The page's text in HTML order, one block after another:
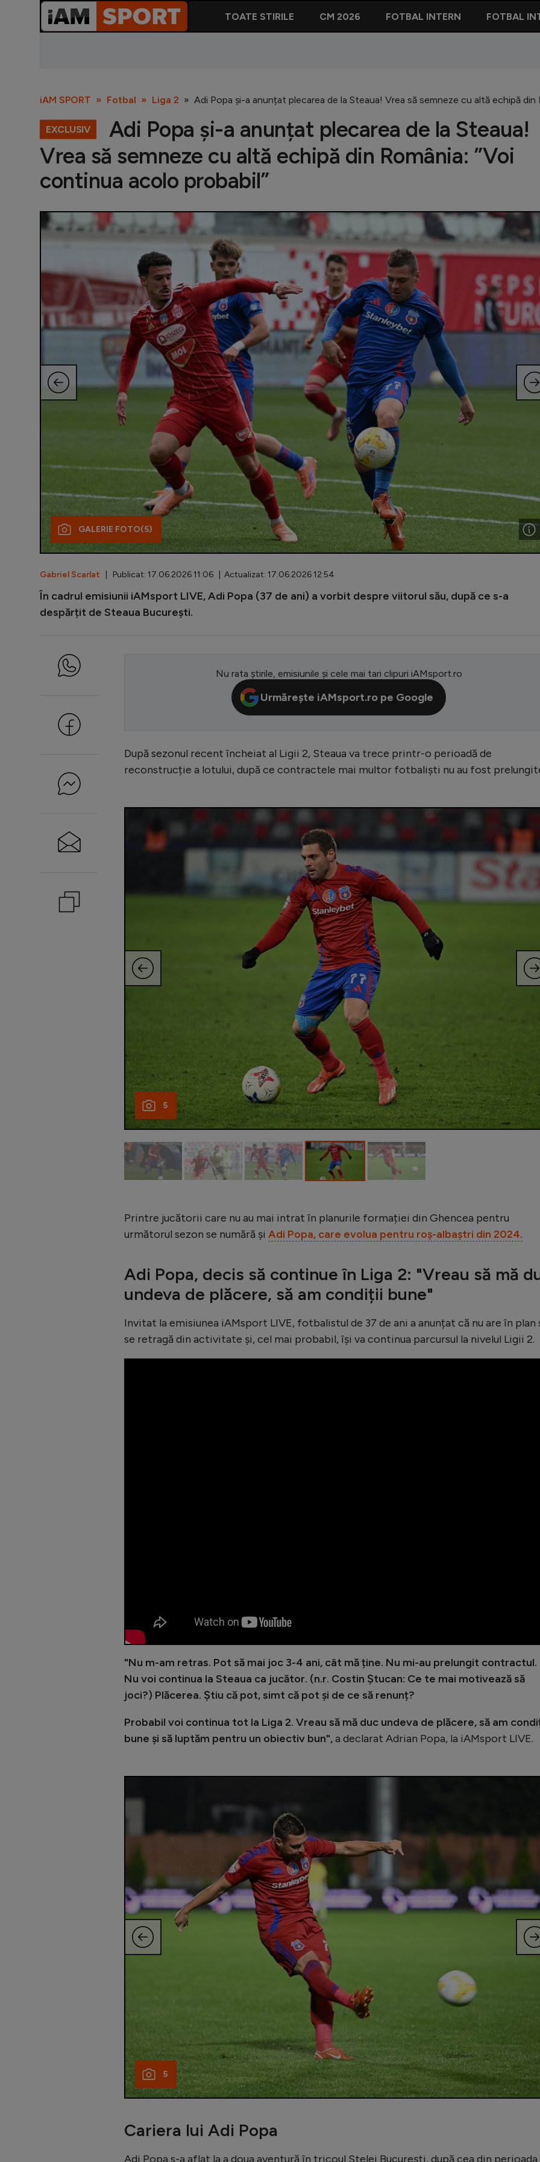
TOATE STIRILE CM 2026 FOTBAL INTERN FOTBAL
iAM SPORT Fotbal Liga 2 Adi Popa și-a anunțat plecarea de la Steaua! Vrea să semneze cu altă echipă din
EXCLUSIV
Adi Popa și-a anunțat plecarea de la Steaua!
Vrea să semneze cu altă echipă din România: ”Voi
continua acolo probabil”
GALERIE FOTO(5)
Gabriel Scarlat | Publicat: 17.06.2026 11:06 | Actualizat: 17.06.2026 12:54
În cadrul emisiunii iAMsport LIVE, Adi Popa (37 de ani) a vorbit despre viitorul său, după ce s-a
despărțit de Steaua București.
Nu rata știrile, emisiunile și cele mai tari clipuri iAMsport.ro
Urmărește iAMsport.ro pe Google
După sezonul recent încheiat al Ligii 2, Steaua va trece printr-o perioadă de
reconstrucție a lotului, după ce contractele mai multor fotbaliști nu au fost
5
Printre jucătorii care nu au mai intrat în planurile formației din Ghencea pentru
următorul sezon se numără și Adi Popa, care evolua pentru roș-albaștri din 2024.
Adi Popa, decis să continue în Liga 2: "Vreau să mă
undeva de plăcere, să am condiții bune"
Invitat la emisiunea iAMsport LIVE, fotbalistul de 37 de ani a anunțat că nu are în plan
se retragă din activitate și, cel mai probabil, își va continua parcursul la nivelul Ligii 2.
"Nu m-am retras. Pot să mai joc 3-4 ani, cât mă ține. Nu mi-au prelungit contractul.
Nu voi continua la Steaua ca jucător. (n.r. Costin Ștucan: Ce te mai motivează să
joci?) Plăcerea. Știu că pot, simt că pot și de ce să renunț?
Probabil voi continua tot la Liga 2. Vreau să mă duc undeva de plăcere, să am
bune și să luptăm pentru un obiectiv bun",a declarat Adrian Popa, la iAMsport LIVE.
5
Cariera lui Adi Popa
Adi Popa s-a aflat la a doua aventură în tricoul Stelei București, după cea din perioada